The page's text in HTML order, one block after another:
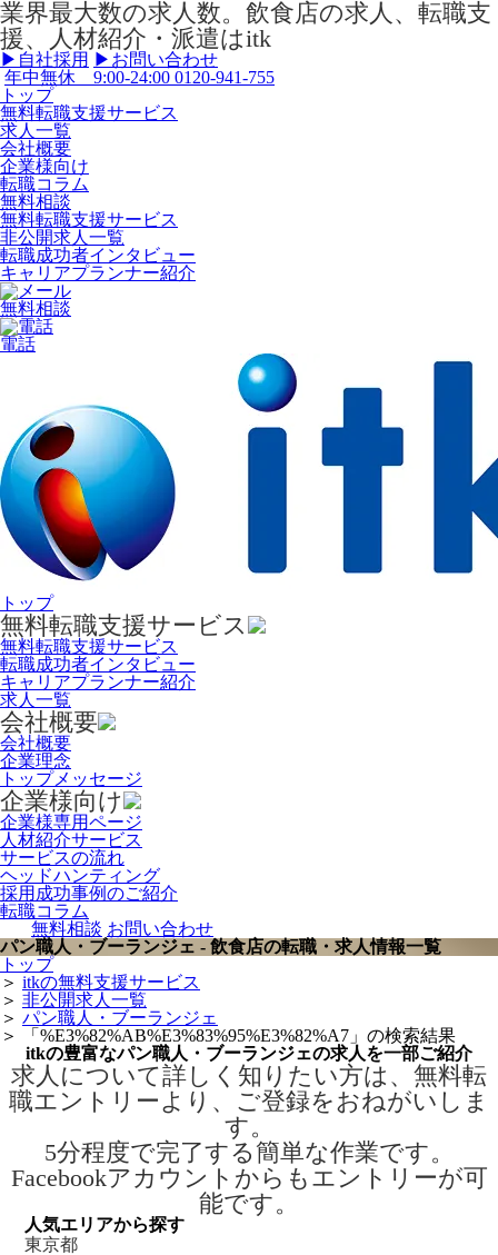
業界最大数の求人数。飲食店の求人、転職支
援、人材紹介・派遣はitk
▶︎自社採用 ▶︎お問い合わせ
年中無休 9:00-24:00 0120-941-755
トップ
無料転職支援サービス
求人一覧
会社概要
企業様向け
転職コラム
無料相談
無料転職支援サービス
非公開求人一覧
転職成功者インタビュー
キャリアプランナー紹介
無料相談
電話
トップ
無料転職支援サービス
無料転職支援サービス
転職成功者インタビュー
キャリアプランナー紹介
求人一覧
会社概要
会社概要
企業理念
トップメッセージ
企業様向け
企業様専用ページ
人材紹介サービス
サービスの流れ
ヘッドハンティング
採用成功事例のご紹介
転職コラム
無料相談 お問い合わせ
パン職人・ブーランジェ - 飲食店の転職・求人情報一覧
トップ
＞ itkの無料支援サービス
＞ 非公開求人一覧
＞ パン職人・ブーランジェ
＞
「%E3%82%AB%E3%83%95%E3%82%A7」の検索結果
itkの豊富なパン職人・ブーランジェの求人を一部ご紹介
求人について詳しく知りたい方は、無料転
職エントリーより、ご登録をおねがいしま
す。
5分程度で完了する簡単な作業です。
Facebookアカウントからもエントリーが可
能です。
人気エリアから探す
東京都